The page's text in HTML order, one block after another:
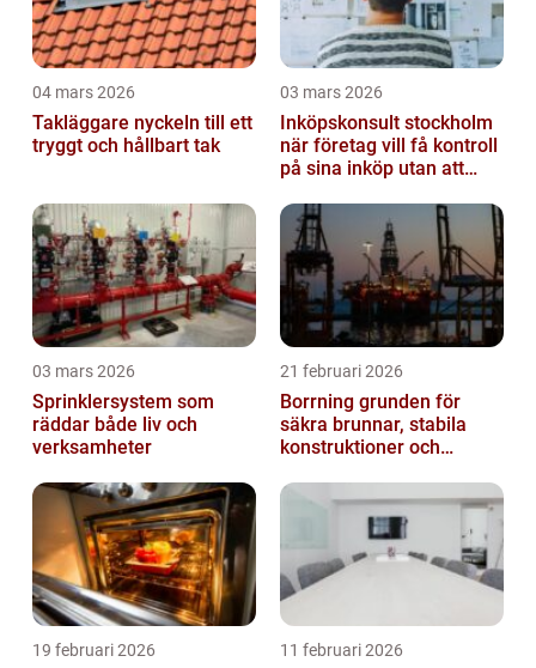
04 mars 2026
Takläggare nyckeln till ett
tryggt och hållbart tak
03 mars 2026
Inköpskonsult stockholm
när företag vill få kontroll
på sina inköp utan att
03 mars 2026
Sprinklersystem som
räddar både liv och
verksamheter
21 februari 2026
Borrning grunden för
säkra brunnar, stabila
konstruktioner och
19 februari 2026 11 februari 2026